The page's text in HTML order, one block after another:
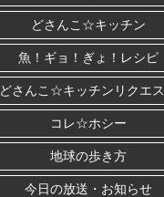
どさんこ☆キッチン
魚！ギョ！ぎょ！レシピ
どさんこ☆キッチンリクエ
コレ☆ホシー
地球の歩き方
今日の放送・お知らせ